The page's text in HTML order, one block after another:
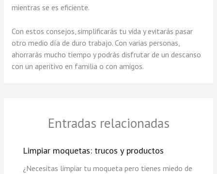
mientras se es eficiente.
Con estos consejos, simplificarás tu vida y evitarás pasar
otro medio día de duro trabajo. Con varias personas,
ahorrarás mucho tiempo y podrás disfrutar de un descanso
con un aperitivo en familia o con amigos.
Entradas relacionadas
Limpiar moquetas: trucos y productos
¿Necesitas limpiar tu moqueta pero tienes miedo de